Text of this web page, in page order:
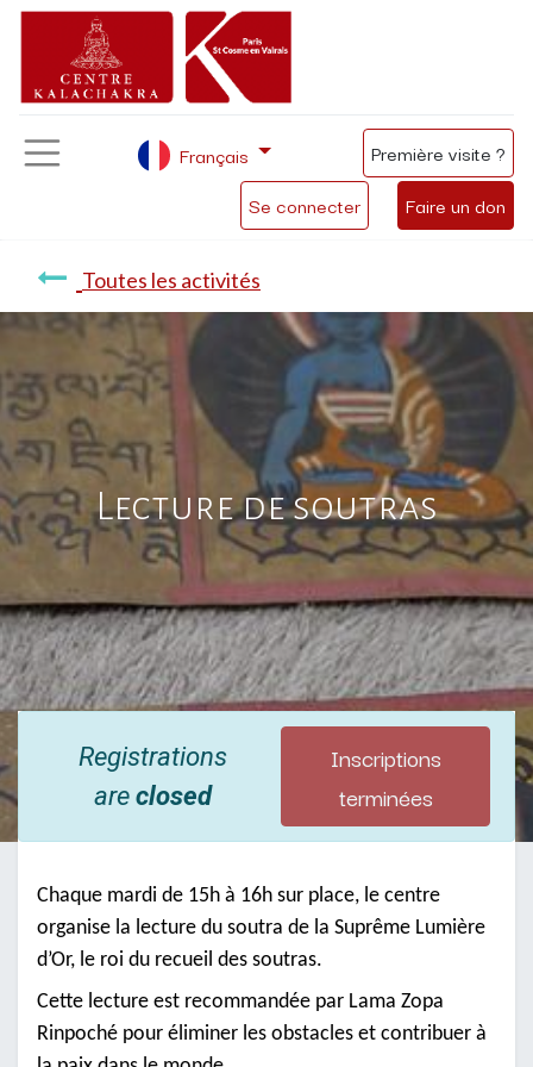
Se connecter Faire un don
Français Première visite ?
Toutes les activités
Lecture de soutras
Registrations
areclosed
Inscriptions
terminées
Chaque mardi de 15h à 16h sur place, le centre
organise la lecture du soutra de la Suprême Lumière
d’Or, le roi du recueil des soutras.
Cette lecture est recommandée par Lama Zopa
Rinpoché pour éliminer les obstacles et contribuer à